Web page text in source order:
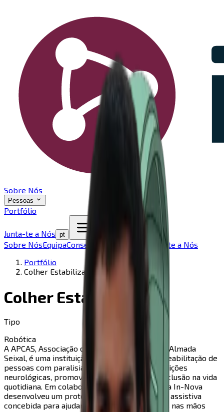
Sobre Nós
Pessoas
Portfólio
Junta-te a Nós pt
Sobre NósEquipaConselheiros
Junta-te a Nós
Portfólio
Colher Estabilizadora
Colher Estabilizadora
Tipo
Robótica
A APCAS, Associação de Paralisia Cerebral de Almada
Seixal, é uma instituição dedicada ao apoio e reabilitação de
pessoas com paralisia cerebral e outras condições
neurológicas, promovendo a autonomia e a inclusão na vida
quotidiana. Em colaboração com a instituição, a In-Nova
desenvolveu um protótipo de colher robótica assistiva
concebida para ajudar pessoas com tremores nas mãos